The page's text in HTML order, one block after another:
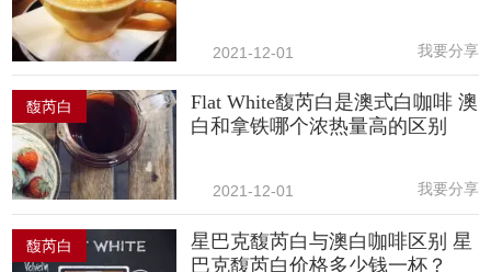
2021-12-01 我要分享
馥芮白
Flat White馥芮白是澳式白咖啡 澳
白和拿铁哪个浓热量高的区别
2021-12-01 我要分享
馥芮白
星巴克馥芮白与澳白咖啡区别 星
巴克馥芮白价格多少钱一杯？